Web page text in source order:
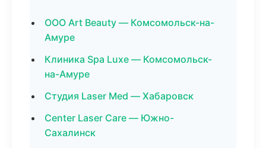
ООО Art Beauty — Комсомольск-на-
Амуре
Клиника Spa Luxe — Комсомольск-
на-Амуре
Студия Laser Med — Хабаровск
Center Laser Care — Южно-
Сахалинск